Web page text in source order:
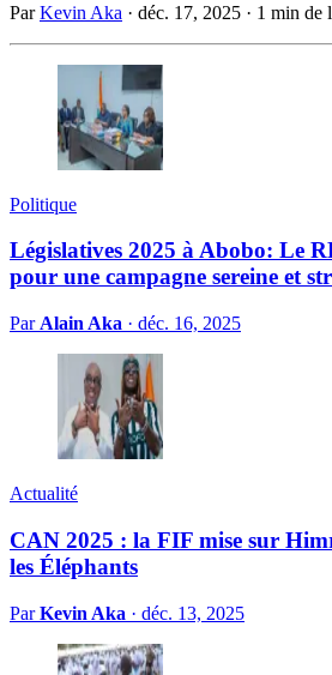
ParKevin Aka · déc. 17, 2025 · 1 min de
Politique
Législatives 2025 à Abobo: Le
pour une campagne sereine et
Par Alain Aka · déc. 16, 2025
Actualité
CAN 2025 : la FIF mise sur
les Éléphants
ParKevin Aka · déc. 13, 2025